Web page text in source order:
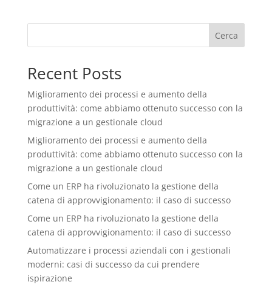
Cerca
Recent Posts
Miglioramento dei processi e aumento della
produttività: come abbiamo ottenuto successo con la
migrazione a un gestionale cloud
Miglioramento dei processi e aumento della
produttività: come abbiamo ottenuto successo con la
migrazione a un gestionale cloud
Come un ERP ha rivoluzionato la gestione della
catena di approvvigionamento: il caso di successo
Come un ERP ha rivoluzionato la gestione della
catena di approvvigionamento: il caso di successo
Automatizzare i processi aziendali con i gestionali
moderni: casi di successo da cui prendere
ispirazione